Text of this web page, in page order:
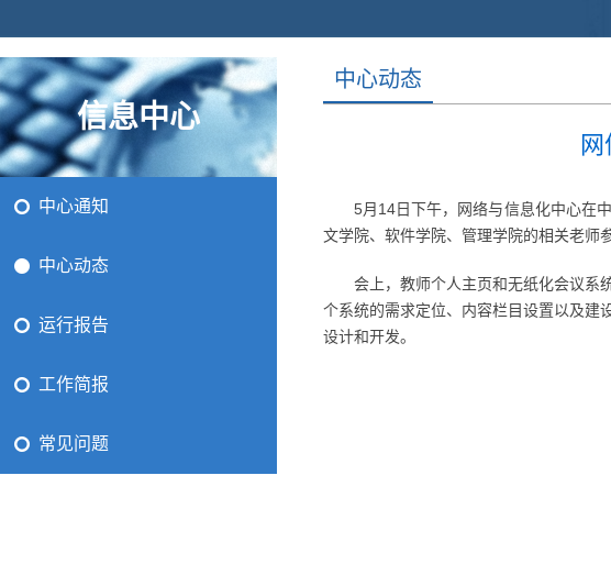
信息中心
中心通知
中心动态
运行报告
工作简报
常见问题
中心动态
5月14日下午，网络与信息化中心在
文学院、软件学院、管理学院的相关老师
会上，教师个人主页和无纸化会议系
个系统的需求定位、内容栏目设置以及建
设计和开发。